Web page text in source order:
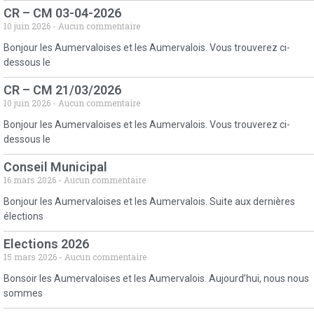
CR – CM 03-04-2026
10 juin 2026
Aucun commentaire
Bonjour les Aumervaloises et les Aumervalois. Vous trouverez ci-
dessous le
CR – CM 21/03/2026
10 juin 2026
Aucun commentaire
Bonjour les Aumervaloises et les Aumervalois. Vous trouverez ci-
dessous le
Conseil Municipal
16 mars 2026
Aucun commentaire
Bonjour les Aumervaloises et les Aumervalois. Suite aux dernières
élections
Elections 2026
15 mars 2026
Aucun commentaire
Bonsoir les Aumervaloises et les Aumervalois. Aujourd’hui, nous nous
sommes